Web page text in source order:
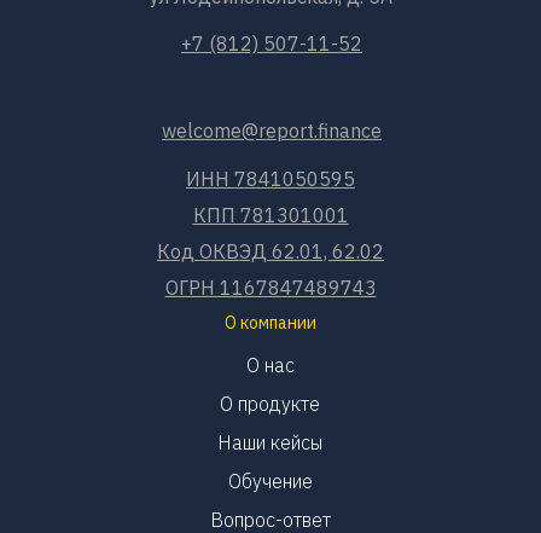
О компании
+7 (812) 507-11-52
welcome@report.finance
О нас
О продукте
Наши кейсы
Обучение
Вопрос-ответ
ИНН 7841050595
КПП 781301001
Код ОКВЭД 62.01, 62.02
ОГРН 1167847489743